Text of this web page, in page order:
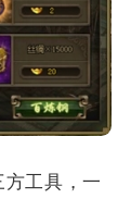
工具，一